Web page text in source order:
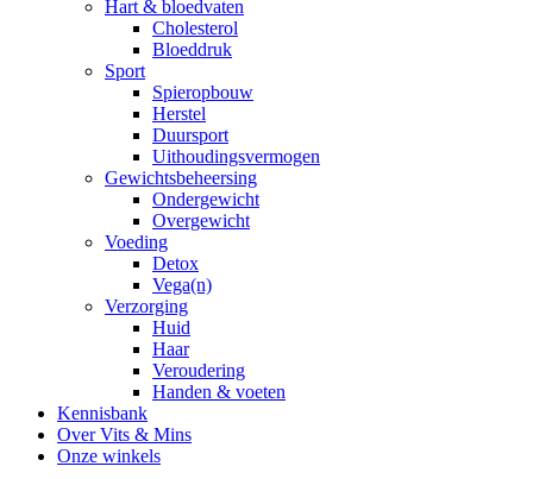
Hart & bloedvaten
Cholesterol
Bloeddruk
Sport
Spieropbouw
Herstel
Duursport
Uithoudingsvermogen
Gewichtsbeheersing
Ondergewicht
Overgewicht
Voeding
Detox
Vega(n)
Verzorging
Huid
Haar
Veroudering
Handen & voeten
Kennisbank
Over Vits & Mins
Onze winkels